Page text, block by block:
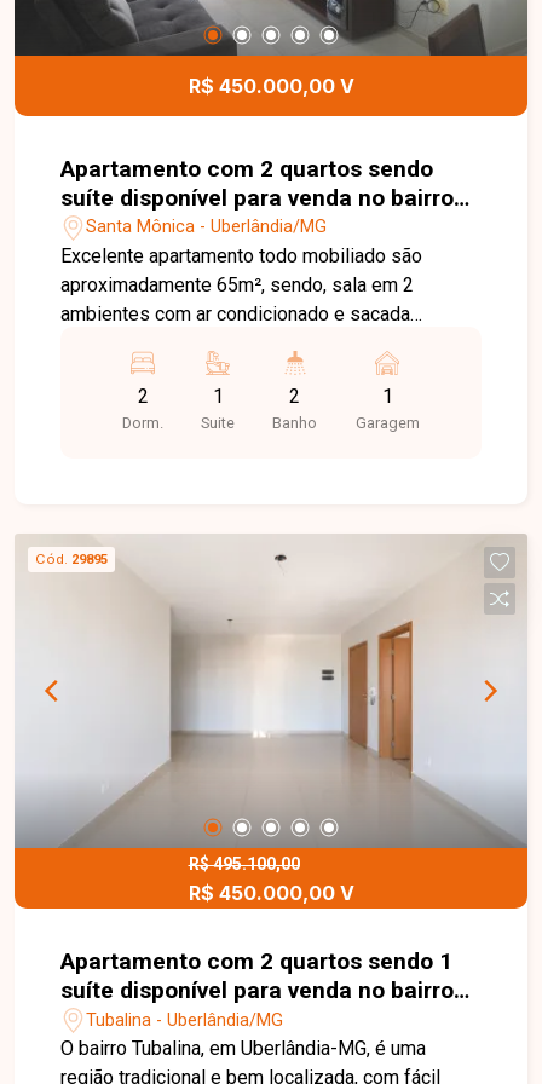
de Ávila, 257 - Centro Rua Rafael Marino Neto,
135 - Jardim Karaíba Av. Dr. Laerte Vieira
Gonçalves, 607 ? Santa Mônica
R$ 450.000,00 V
Apartamento com 2 quartos sendo
suíte disponível para venda no bairro
Santa Mônica em Uberlândia - MG.
Santa Mônica - Uberlândia/MG
Excelente apartamento todo mobiliado são
aproximadamente 65m², sendo, sala em 2
ambientes com ar condicionado e sacada
condicionado, banheiro social, cozinha planeja
com armários e utensílios domésticos, área de
serviço e 01 vaga de garagem. Condomínio
2
Dorm.
1
Suite
2
Banho
1
Garagem
Cód. 29895
R$ 495.100,00
R$ 450.000,00 V
Apartamento com 2 quartos sendo 1
suíte disponível para venda no bairro
Tubalina em Uberlândia-MG
Tubalina - Uberlândia/MG
O bairro Tubalina, em Uberlândia-MG, é uma
região tradicional e bem localizada, com fácil